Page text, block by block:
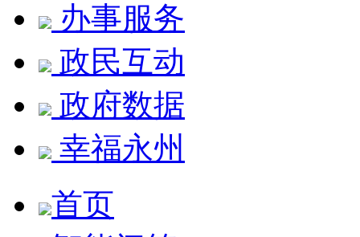
办事服务
政民互动
政府数据
幸福永州
首页